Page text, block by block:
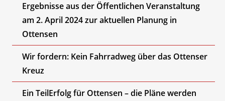
Ergebnisse aus der Öffentlichen Veranstaltung
am 2. April 2024 zur aktuellen Planung in
Ottensen
Wir fordern: Kein Fahrradweg über das Ottenser
Kreuz
Ein TeilErfolg für Ottensen – die Pläne werden